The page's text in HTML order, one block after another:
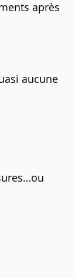
après
aucune